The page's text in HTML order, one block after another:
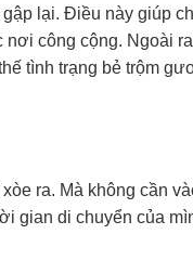
lại. Điều này giúp
nơi công cộng. Ngoài
tình trạng bẻ trộm
ra. Mà không cần
gian di chuyển của